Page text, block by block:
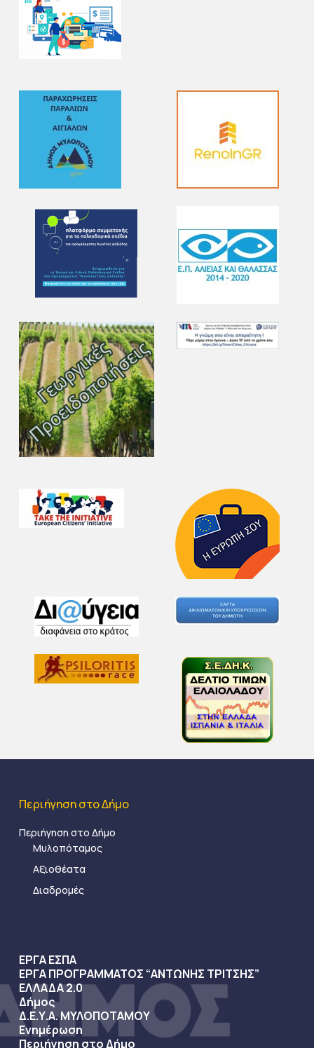
Περιήγηση στο Δήμο
Περιήγηση στο Δήμο
Μυλοπόταμος
Αξιοθέατα
Διαδρομές
ΕΡΓΑ ΕΣΠΑ
ΕΡΓΑ ΠΡΟΓΡΑΜΜΑΤΟΣ “ΑΝΤΩΝΗΣ ΤΡΙΤΣΗΣ”
ΕΛΛΑΔΑ 2.0
Δήμος
Δ.Ε.Υ.Α. ΜΥΛΟΠΟΤΑΜΟΥ
Ενημέρωση
Περιήγηση στο Δήμο